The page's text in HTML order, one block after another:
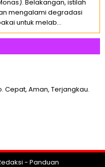
Belakangan, istilah
mengalami degradasi
untuk melab...
Cepat, Aman, Terjangkau.
- Panduan